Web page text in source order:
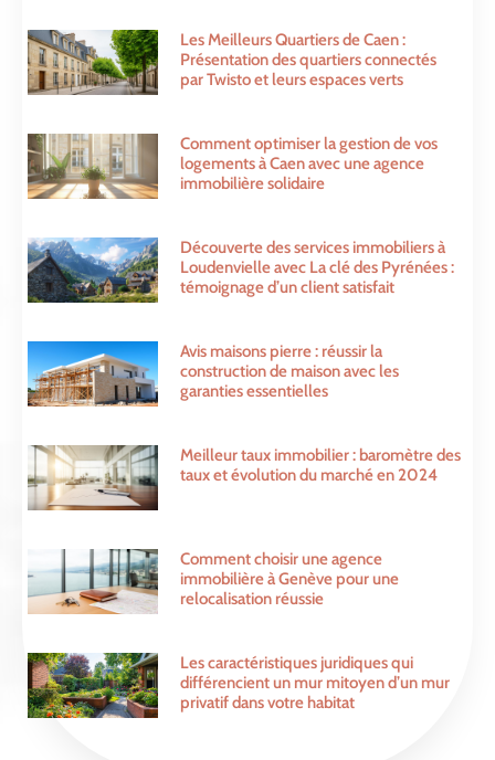
Les Meilleurs Quartiers de Caen :
Présentation des quartiers connectés
par Twisto et leurs espaces verts
Comment optimiser la gestion de vos
logements à Caen avec une agence
immobilière solidaire
Découverte des services immobiliers à
Loudenvielle avec La clé des Pyrénées :
témoignage d’un client satisfait
Avis maisons pierre : réussir la
construction de maison avec les
garanties essentielles
Meilleur taux immobilier : baromètre des
taux et évolution du marché en 2024
Comment choisir une agence
immobilière à Genève pour une
relocalisation réussie
Les caractéristiques juridiques qui
différencient un mur mitoyen d’un mur
privatif dans votre habitat